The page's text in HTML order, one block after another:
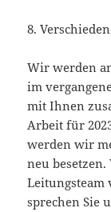
8.
Wir werden
im
mit Ihnen
Arbeit für
werden wir
neu
sprechen Sie